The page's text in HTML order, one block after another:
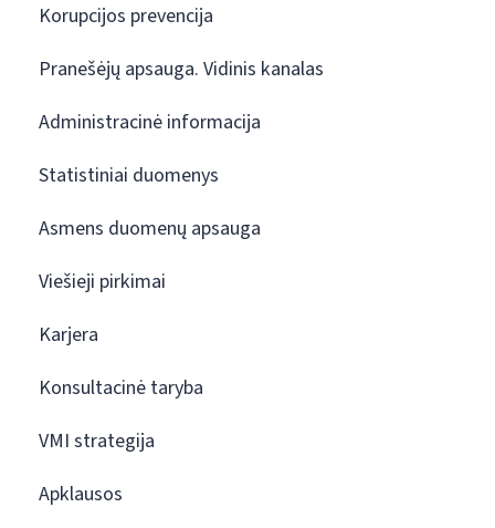
Korupcijos prevencija
Pranešėjų apsauga. Vidinis kanalas
Administracinė informacija
Statistiniai duomenys
Asmens duomenų apsauga
Viešieji pirkimai
Karjera
Konsultacinė taryba
VMI strategija
Apklausos